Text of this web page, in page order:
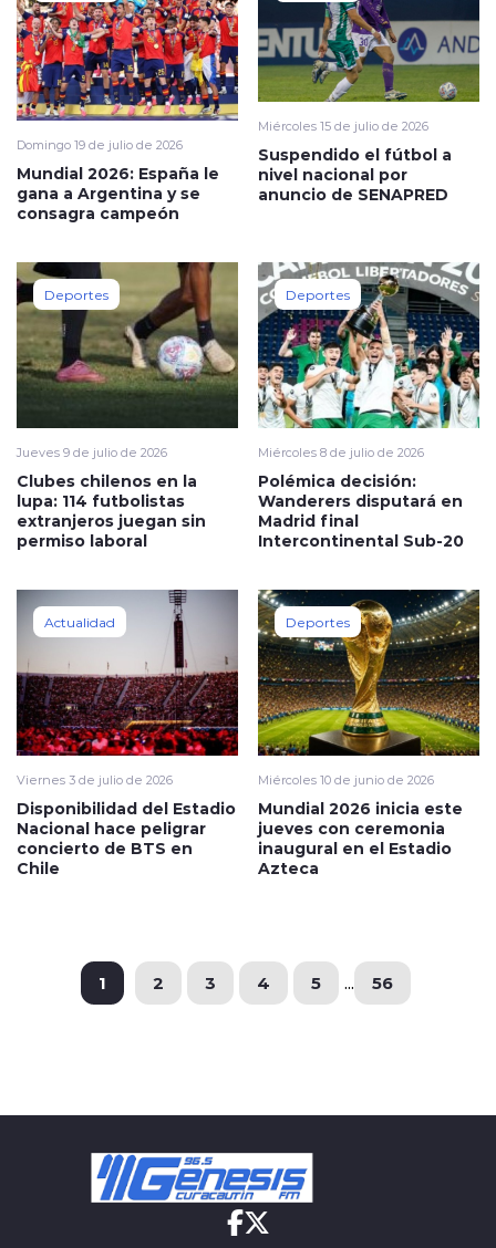
Domingo 19 de julio de 2026
Mundial 2026: España le
gana a Argentina y se
consagra campeón
Miércoles 15 de julio de 2026
Suspendido el fútbol a
nivel nacional por
anuncio de SENAPRED
Deportes
Jueves 9 de julio de 2026
Clubes chilenos en la
lupa: 114 futbolistas
extranjeros juegan sin
permiso laboral
Deportes
Miércoles 8 de julio de 2026
Polémica decisión:
Wanderers disputará en
Madrid final
Intercontinental Sub-20
Actualidad
Viernes 3 de julio de 2026
Disponibilidad del Estadio
Nacional hace peligrar
concierto de BTS en
Chile
Deportes
Miércoles 10 de junio de 2026
Mundial 2026 inicia este
jueves con ceremonia
inaugural en el Estadio
Azteca
1 2 3 4 5 ... 56